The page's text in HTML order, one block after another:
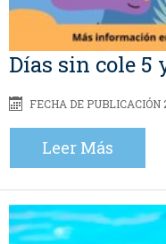
Días sin cole 5
FECHA DE PUBLICACIÓN
Leer Más